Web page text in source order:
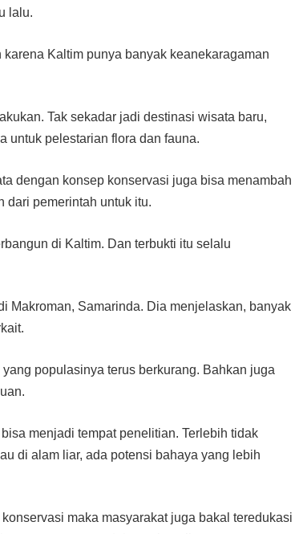
lalu.
Kaltim punya banyak keanekaragaman
Tak sekadar jadi destinasi wisata baru,
untuk pelestarian flora dan fauna.
dengan konsep konservasi juga bisa menambah
dari pemerintah untuk itu.
di Kaltim. Dan terbukti itu selalu
Makroman, Samarinda. Dia menjelaskan, banyak
populasinya terus berkurang. Bahkan juga
menjadi tempat penelitian. Terlebih tidak
di alam liar, ada potensi bahaya yang lebih
maka masyarakat juga bakal teredukasi